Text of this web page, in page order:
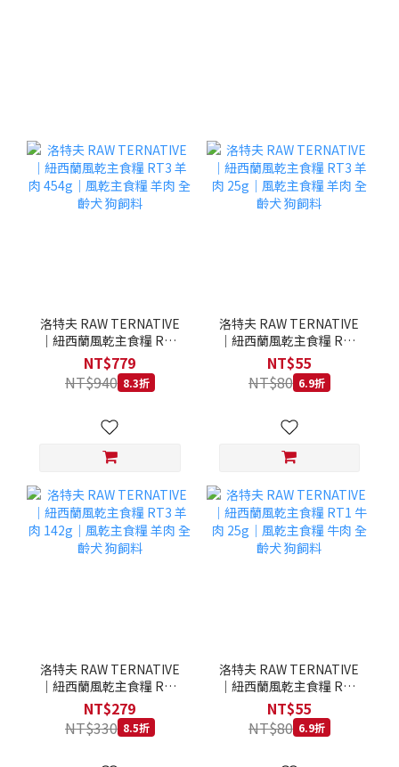
洛特夫 RAW TERNATIVE
｜紐西蘭風乾主食糧 RT3
羊肉 454g｜風乾主食糧 羊
肉 全齡犬 狗飼料
NT$779
NT$940 8.3折
洛特夫 RAW TERNATIVE
｜紐西蘭風乾主食糧 RT3
羊肉 25g｜風乾主食糧 羊
肉 全齡犬 狗飼料
NT$55
NT$80 6.9折
洛特夫 RAW TERNATIVE
｜紐西蘭風乾主食糧 RT3
羊肉 142g｜風乾主食糧 羊
肉 全齡犬 狗飼料
NT$279
NT$330 8.5折
洛特夫 RAW TERNATIVE
｜紐西蘭風乾主食糧 RT1
牛肉 25g｜風乾主食糧 牛
肉 全齡犬 狗飼料
NT$55
NT$80 6.9折